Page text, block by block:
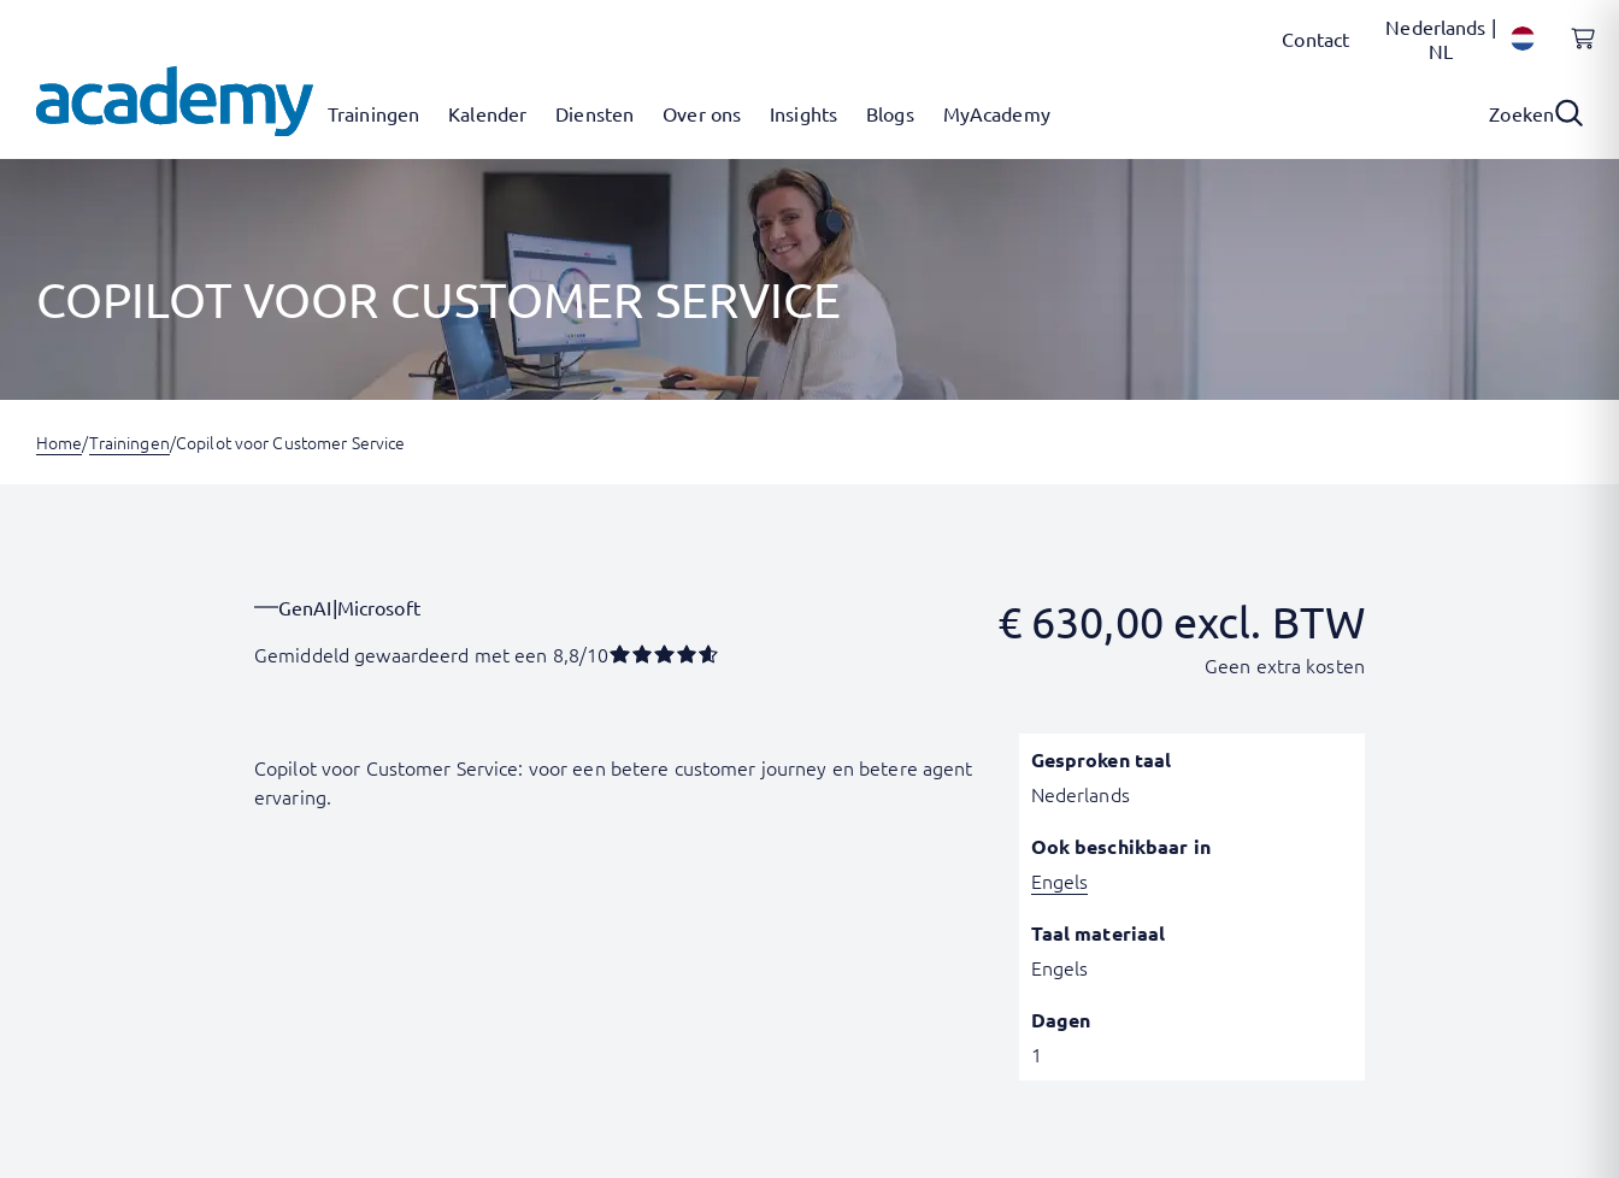
Contact
Nederlands |
NL
Trainingen Kalender Diensten Over ons Insights Blogs MyAcademy Zoeken
COPILOT VOOR CUSTOMER SERVICE
Home/Trainingen/Copilot voor Customer Service
GenAI|Microsoft
Gemiddeld gewaardeerd met een 8,8/10
€630,00 excl. BTW
Geen extra kosten
Copilot voor Customer Service: voor een betere customer journey en betere agent
ervaring.
Gesproken taal
Nederlands
Ook beschikbaar in
Engels
Taal materiaal
Engels
Dagen
1